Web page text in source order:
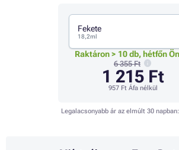
Fekete
18,2ml
Raktáron > 10 db, hétfőn
6 355 Ft
1 215 Ft
957 FtÁfa nélkül
Legalacsonyabb ár az elmúlt 30 napban: